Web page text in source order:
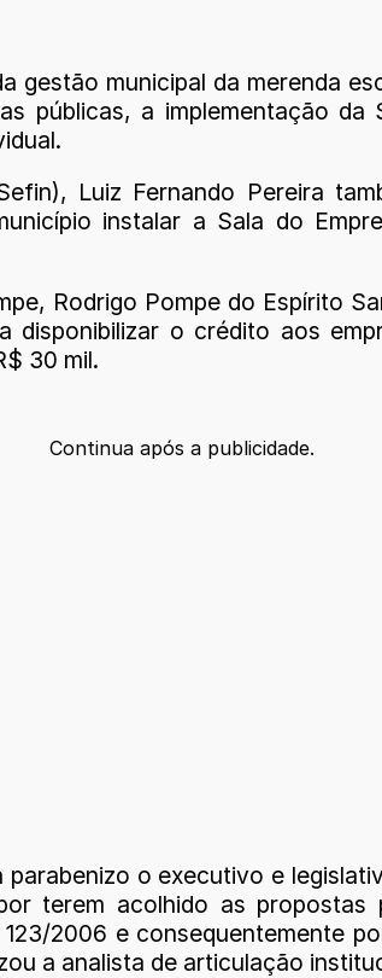
gestão municipal da merenda
públicas, a implementação da
Luiz Fernando Pereira
instalar a Sala do
Rodrigo Pompe do Espírito
o crédito aos
30 mil.
Continua após a publicidade.
o executivo e
terem acolhido as
2006 e consequentemente
a analista de articulação